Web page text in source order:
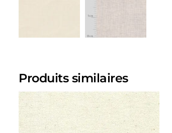
Produits similaires